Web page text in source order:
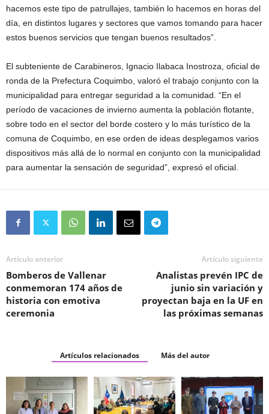
hacemos este tipo de patrullajes, también lo hacemos en horas del
día, en distintos lugares y sectores que vamos tomando para hacer
estos buenos servicios que tengan buenos resultados”.
El subteniente de Carabineros, Ignacio Ilabaca Inostroza, oficial de
ronda de la Prefectura Coquimbo, valoró el trabajo conjunto con la
municipalidad para entregar seguridad a la comunidad. “En el
período de vacaciones de invierno aumenta la población flotante,
sobre todo en el sector del borde costero y lo más turístico de la
comuna de Coquimbo, en ese orden de ideas desplegamos varios
dispositivos más allá de lo normal en conjunto con la municipalidad
para aumentar la sensación de seguridad”, expresó el oficial.
Artículo anterior
Bomberos de Vallenar
conmemoran 174 años de
historia con emotiva
ceremonia
Artículo siguiente
Analistas prevén IPC de
junio sin variación y
proyectan baja en la UF en
las próximas semanas
Artículos relacionados Más del autor